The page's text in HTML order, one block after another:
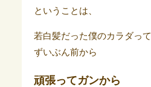
ということは、
若白髪だった僕のカラダって
ずいぶん前から
頑張ってガンから